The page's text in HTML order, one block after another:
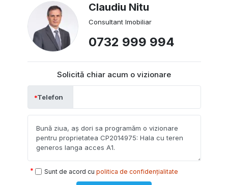
Claudiu Nitu
Consultant Imobiliar
0732 999 994
Solicită chiar acum o vizionare
Telefon
Sunt de acord cu politica de confidențialitate